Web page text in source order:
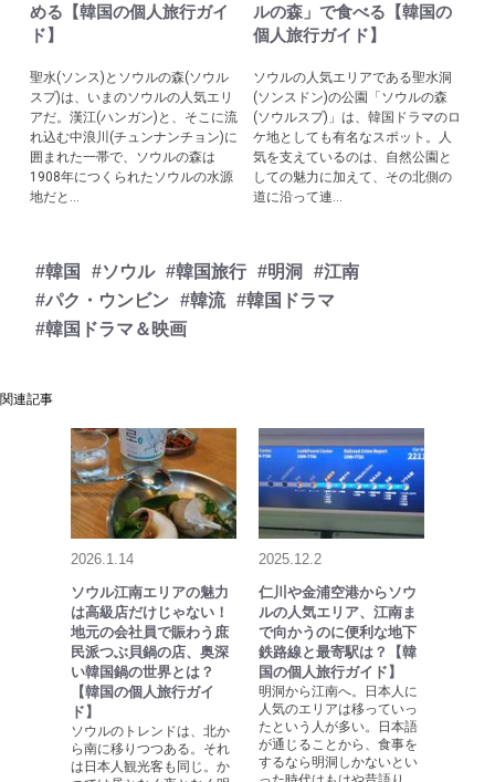
める【韓国の個人旅行ガイ
ド】
聖水(ソンス)とソウルの森(ソウル
スプ)は、いまのソウルの人気エリ
アだ。漢江(ハンガン)と、そこに流
れ込む中浪川(チュンナンチョン)に
囲まれた一帯で、ソウルの森は
1908年につくられたソウルの水源
地だと...
ルの森」で食べる【韓国の
個人旅行ガイド】
ソウルの人気エリアである聖水洞
(ソンスドン)の公園「ソウルの森
(ソウルスプ)」は、韓国ドラマのロ
ケ地としても有名なスポット。人
気を支えているのは、自然公園と
しての魅力に加えて、その北側の
道に沿って連...
#韓国 #ソウル #韓国旅行 #明洞
#江南
#パク・ウンビン #韓流 #韓国ドラマ
#韓国ドラマ＆映画
関連記事
2026.1.14
ソウル江南エリアの魅力
は高級店だけじゃない！
地元の会社員で賑わう庶
民派つぶ貝鍋の店、奥深
い韓国鍋の世界とは？
【韓国の個人旅行ガイ
ド】
ソウルのトレンドは、北か
ら南に移りつつある。それ
は日本人観光客も同じ。か
2025.12.2
仁川や金浦空港からソウ
ルの人気エリア、江南ま
で向かうのに便利な地下
鉄路線と最寄駅は？【韓
国の個人旅行ガイド】
明洞から江南へ。日本人に
人気のエリアは移っていっ
たという人が多い。日本語
が通じることから、食事を
するなら明洞しかないとい